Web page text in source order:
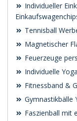
Individueller
Tennisball
Magnetischer
Feuerzeuge
Individuelle
Fitnessband &
Gymnastikbälle
Faszienball mit